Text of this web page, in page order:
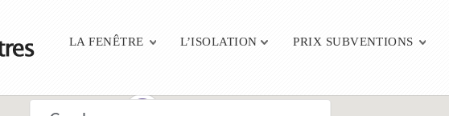
Main menu
LA FENÊTRE L’ISOLATION PRIX SUBVENTIONS